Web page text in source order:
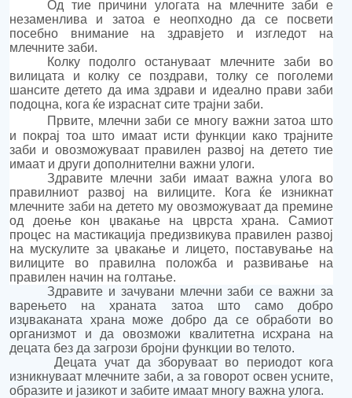
Од тие причиниулогата на млечнитезаби е
незаменлива и затоае неопходно да се посвети
посебно внимание на здравјето и изгледот на
млечните заби.
Колку подолго остануваат млечните заби во
вилицата и колку се поздрави, толку се поголеми
шансите детето да има здрави и идеално прави заби
подоцна, кога ќе израснат сите трајни заби.
Првите, млечни заби се многу важни затоа што
и покрај тоа што имаат исти функции како трајните
заби и овозможуваат правилен развој на дететотие
имаат и други дополнителни важни улоги.
Здравите млечни заби имаат важна улога во
правилниот развој на вилиците. Кога ќе изникнат
млечните заби на детето му овозможуваат да премине
од доење кон џвакање на цврста храна. Самиот
процес на мастикација предизвикува правилен развој
на мускулите за џвакање и лицето, поставување на
вилиците во правилна положба и развивање на
правилен начин на голтање.
Здравите и зачувани млечни заби се важни за
варењето на храната затоа што само добро
изџваканата храна може добро да се обработи во
организмот и да овозможи квалитетна исхрана на
децата без да загрози бројни функции во телото.
Децата учат да зборуваат во периодот кога
изникнуваат млечните заби, а за говорот освен усните,
образите и јазикот и забите имаат многу важна улога.